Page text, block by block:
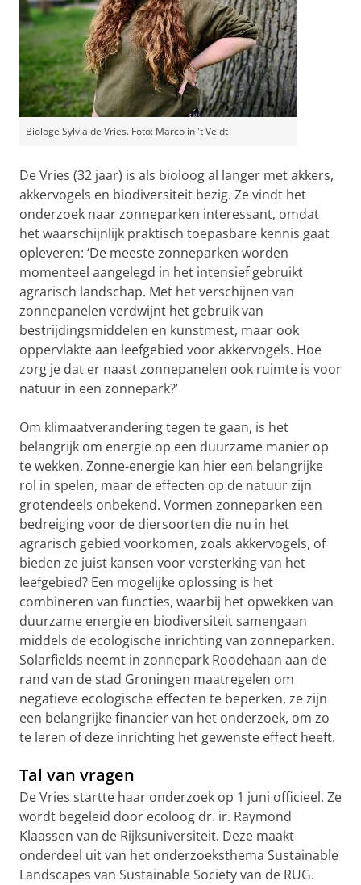
Biologe Sylvia de Vries. Foto: Marco in 't Veldt
De Vries (32 jaar) is als bioloog al langer met akkers,
akkervogels en biodiversiteit bezig. Ze vindt het
onderzoek naar zonneparken interessant, omdat
het waarschijnlijk praktisch toepasbare kennis gaat
opleveren: ‘De meeste zonneparken worden
momenteel aangelegd in het intensief gebruikt
agrarisch landschap. Met het verschijnen van
zonnepanelen verdwijnt het gebruik van
bestrijdingsmiddelen en kunstmest, maar ook
oppervlakte aan leefgebied voor akkervogels. Hoe
zorg je dat er naast zonnepanelen ook ruimte is voor
natuur in een zonnepark?’
Om klimaatverandering tegen te gaan, is het
belangrijk om energie op een duurzame manier op
te wekken. Zonne-energie kan hier een belangrijke
rol in spelen, maar de effecten op de natuur zijn
grotendeels onbekend. Vormen zonneparken een
bedreiging voor de diersoorten die nu in het
agrarisch gebied voorkomen, zoals akkervogels, of
bieden ze juist kansen voor versterking van het
leefgebied? Een mogelijke oplossing is het
combineren van functies, waarbij het opwekken van
duurzame energie en biodiversiteit samengaan
middels de ecologische inrichting van zonneparken.
Solarfields neemt in zonnepark Roodehaan aan de
rand van de stad Groningen maatregelen om
negatieve ecologische effecten te beperken, ze zijn
een belangrijke financier van het onderzoek, om zo
te leren of deze inrichting het gewenste effect heeft.
Tal van vragen
De Vries startte haar onderzoek op 1 juni officieel. Ze
wordt begeleid door ecoloog dr. ir. Raymond
Klaassen van de Rijksuniversiteit. Deze maakt
onderdeel uit van het onderzoeksthema Sustainable
Landscapes van Sustainable Society van de RUG.